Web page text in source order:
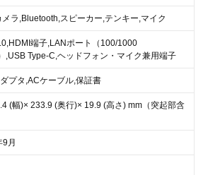
メラ,Bluetooth,スピーカー,テンキー,マイク
端子,LANポート（100/1000
,USB Type-C,ヘッドフォン・マイク兼用端子
プタ,ACケーブル,保証書
(幅)× 233.9 (奥行)× 19.9 (高さ) mm（突起部含
9月